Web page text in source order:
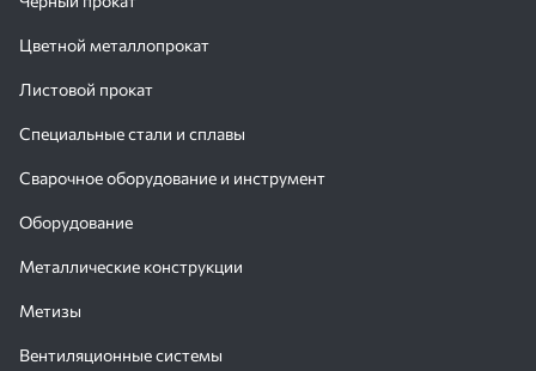
Цветной металлопрокат
Листовой прокат
Специальные стали и сплавы
Сварочное оборудование и инструмент
Оборудование
Металлические конструкции
Метизы
Вентиляционные системы